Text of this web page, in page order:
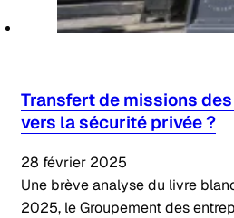
Transfert de missions
vers la sécurité privée ?
28 février 2025
Une brève analyse du livre
2025, le Groupement des